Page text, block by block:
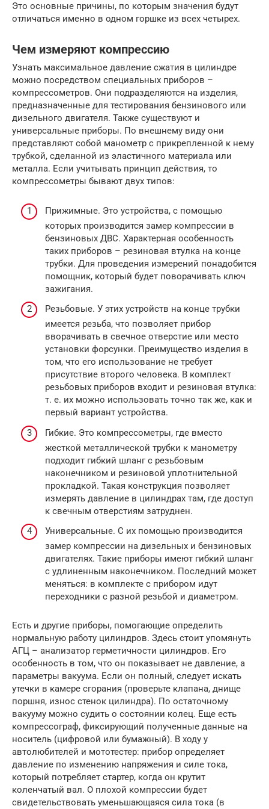
Это основные причины, по которым значения будут
отличаться именно в одном горшке из всех четырех.
Чем измеряют компрессию
Узнать максимальное давление сжатия в цилиндре
можно посредством специальных приборов –
компрессометров. Они подразделяются на изделия,
предназначенные для тестирования бензинового или
дизельного двигателя. Также существуют и
универсальные приборы. По внешнему виду они
представляют собой манометр с прикрепленной к нему
трубкой, сделанной из эластичного материала или
металла. Если учитывать принцип действия, то
компрессометры бывают двух типов:
Прижимные. Это устройства, с помощью
которых производится замер компрессии в
бензиновых ДВС. Характерная особенность
таких приборов – резиновая втулка на конце
трубки. Для проведения измерений понадобится
помощник, который будет поворачивать ключ
зажигания.
Резьбовые. У этих устройств на конце трубки
имеется резьба, что позволяет прибор
вворачивать в свечное отверстие или место
установки форсунки. Преимущество изделия в
том, что его использование не требует
присутствие второго человека. В комплект
резьбовых приборов входит и резиновая втулка:
т. е. их можно использовать точно так же, как и
первый вариант устройства.
Гибкие. Это компрессометры, где вместо
жесткой металлической трубки к манометру
подходит гибкий шланг с резьбовым
наконечником и резиновой уплотнительной
прокладкой. Такая конструкция позволяет
измерять давление в цилиндрах там, где доступ
к свечным отверстиям затруднен.
Универсальные. С их помощью производится
замер компрессии на дизельных и бензиновых
двигателях. Такие приборы имеют гибкий шланг
с удлиненным наконечником. Последний может
меняться: в комплекте с прибором идут
переходники с разной резьбой и диаметром.
Есть и другие приборы, помогающие определить
нормальную работу цилиндров. Здесь стоит упомянуть
АГЦ – анализатор герметичности цилиндров. Его
особенность в том, что он показывает не давление, а
параметры вакуума. Если он полный, следует искать
утечки в камере сгорания (проверьте клапана, днище
поршня, износ стенок цилиндра). По остаточному
вакууму можно судить о состоянии колец. Еще есть
компрессограф, фиксирующий полученные данные на
носитель (цифровой или бумажный). В ходу у
автолюбителей и мототестер: прибор определяет
давление по изменению напряжения и силе тока,
который потребляет стартер, когда он крутит
коленчатый вал. О плохой компрессии будет
свидетельствовать уменьшающаяся сила тока (в